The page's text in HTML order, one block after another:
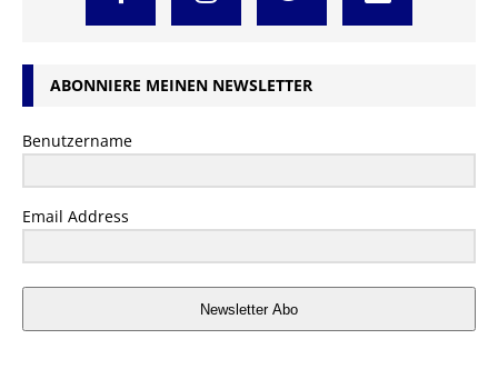
ABONNIERE MEINEN NEWSLETTER
Benutzername
Email Address
Newsletter Abo